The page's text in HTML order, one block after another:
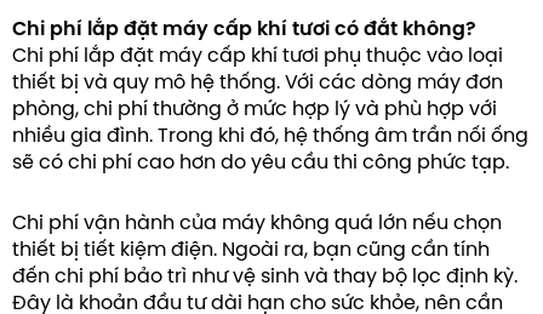
Chi phí lắp đặt máy cấp khí tươi có đắt không?
Chi phí lắp đặt máy cấp khí tươi phụ thuộc vào loại
thiết bị và quy mô hệ thống. Với các dòng máy đơn
phòng, chi phí thường ở mức hợp lý và phù hợp với
nhiều gia đình. Trong khi đó, hệ thống âm trần nối ống
sẽ có chi phí cao hơn do yêu cầu thi công phức tạp.
Chi phí vận hành của máy không quá lớn nếu chọn
thiết bị tiết kiệm điện. Ngoài ra, bạn cũng cần tính
đến chi phí bảo trì như vệ sinh và thay bộ lọc định kỳ.
Đây là khoản đầu tư dài hạn cho sức khỏe, nên cần